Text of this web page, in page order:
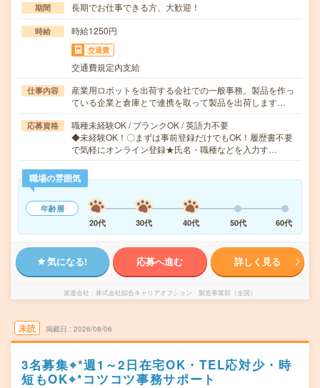
期間 長期でお仕事できる方、大歓迎！
時給 時給1250円
交通費
交通費規定内支給
仕事内容
産業用ロボットを出荷する会社での一般事務。製品を作っ
ている企業と倉庫とで連携を取って製品を出荷します…
応募資格
職種未経験OK / ブランクOK / 英語力不要
◆未経験OK！〇まずは事前登録だけでもOK！履歴書不要
で気軽にオンライン登録★氏名・職種などを入力す…
職場の雰囲気
年齢層
20代
30代 40代 50代 60代
気になる! 応募へ進む 詳しく見る
派遣会社 株式会社綜合キャリアオプション 製造事業部（全国）
未読 掲載日 2026/08/06
3名募集⌖*週1～2日在宅OK・TEL応対少・時
短もOK⌖*コツコツ事務サポート